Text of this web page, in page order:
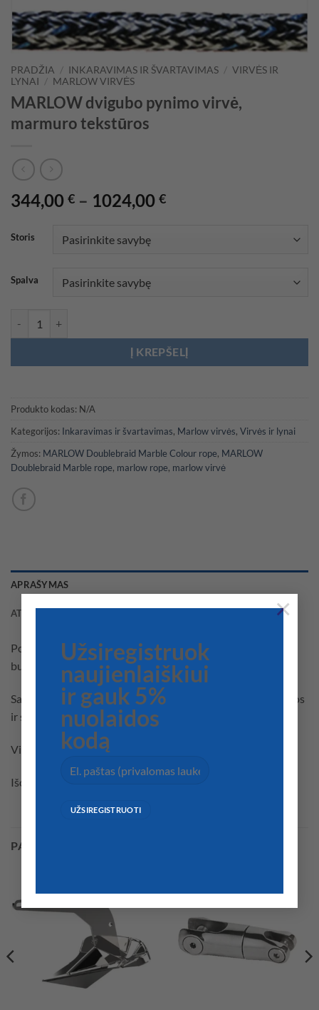
Užsiregistruok
naujienlaiškiui
ir gauk 5%
nuolaidos
kodą
×
PRADŽIA / INKARAVIMAS IR ŠVARTAVIMAS / VIRVĖS IR
LYNAI / MARLOW VIRVĖS
MARLOW dvigubo pynimo virvė,
marmuro tekstūros
344,00 € – 1024,00 €Price
Storis
Spalva
Į KREPŠELĮ
Produkto kodas: N/A
Kategorijos: Inkaravimas ir švartavimas, Marlow virvės, Virvės ir lynai
Žymos: MARLOW Doublebraid Marble Colour rope, MARLOW
Doublebraid Marble rope, marlow rope, marlow virvė
APRAŠYMAS
ATSILIEPIMAI (0)
Poliesterinis pynimas ryškiomis spalvomis. Idealiai tinka:
burėms, „jib furlers”, „reefs”, ir paprastam naudojimui.
Savybės: Minkštos ir lengvai naudojamas, lengvai suiimamos
ir surišamos.
Vidus: 12 gijų poliesteris.
Išore: aukštos stiprumo 24 gijų poliesteris.
PANAŠŪS PRODUKTAI